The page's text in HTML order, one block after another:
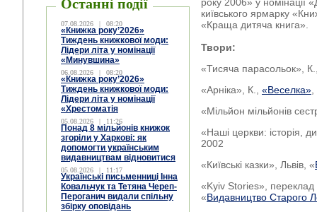
Останні події
07.08.2026 | 08:20
«Книжка року’2026»
Тиждень книжкової моди:
Лідери літа у номінації
«Минувшина»
06.08.2026 | 08:20
«Книжка року’2026»
Тиждень книжкової моди:
Лідери літа у номінації
«Хрестоматія
05.08.2026 | 11:26
Понад 8 мільйонів книжок
згоріли у Харкові: як
допомогти українським
видавництвам відновитися
05.08.2026 | 11:17
Українські письменниці Інна
Ковальчук та Тетяна Череп-
Пероганич видали спільну
збірку оповідань
київського ярмарку
«Краща дитяча книга».
Твори:
«Тисяча парасольок»,
«Арніка», К., «Веселка»
«Мільйон мільйонів
«Наші церкви: історія,
2002
«Київські казки», Львів, «
«Kyiv Stories», переклад
«Видавництво Старого